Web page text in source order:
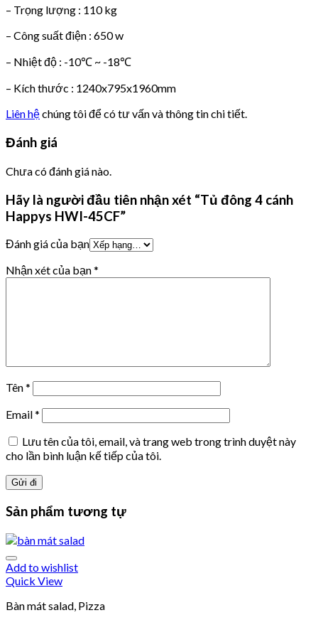
– Trọng lượng : 110 kg
– Công suất điện : 650 w
– Nhiệt độ : -10℃ ~ -18℃
– Kích thước : 1240x795x1960mm
Liên hệchúng tôi để có tư vấn và thông tin chi tiết.
Đánh giá
Chưa có đánh giá nào.
Hãy là người đầu tiên nhận xét “Tủ đông 4 cánh
Happys HWI-45CF”
Đánh giá của bạn
Nhận xét của bạn*
Tên*
Email*
Lưu tên của tôi, email, và trang web trong trình duyệt này
cho lần bình luận kế tiếp của tôi.
Sản phẩm tương tự
Add to wishlist
Quick View
Bàn mát salad, Pizza